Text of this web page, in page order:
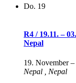
Do. 19
R4 / 19.11. –
Nepal
19. November–
Nepal
, Nepal